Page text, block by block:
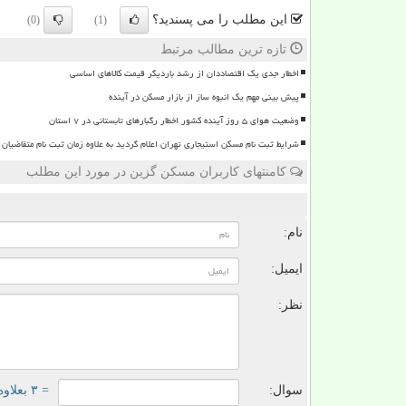
این مطلب را می پسندید؟ (1)
(0)
تازه ترین مطالب مرتبط
اخطار جدی یک اقتصاددان از رشد باردیگر قیمت کالاهای اساسی
پیش بینی مهم یک انبوه ساز از بازار مسکن در آینده
وضعیت هوای ۵ روز آینده کشور اخطار رگبارهای تابستانی در ۷ استان
شرایط ثبت نام مسکن استیجاری تهران اعلام گردید به علاوه زمان ثبت نام متقاضیان
کامنتهای کاربران مسکن گزین در مورد این مطلب
نام:
ایمیل:
نظر:
سوال: = ۳ بعلاوه ۱